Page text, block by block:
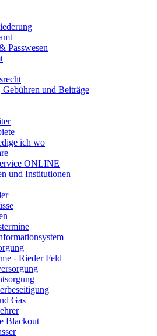
Passwesen
Gebühren und Beiträge
ich wo
ONLINE
und Institutionen
- Rieder Feld
Gas
Blackout